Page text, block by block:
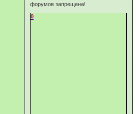
форумов запрещена!
0